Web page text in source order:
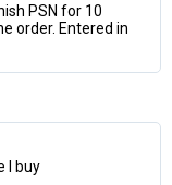
PSN for 10
order. Entered in
I buy